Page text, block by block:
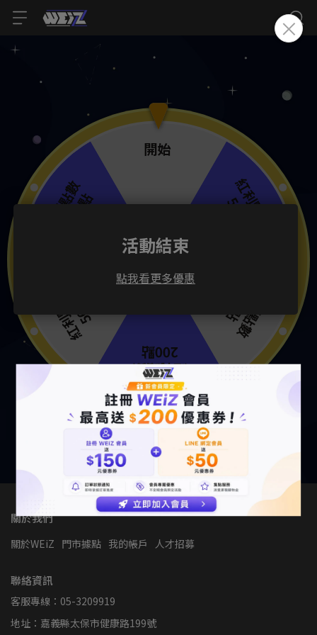
關於我們
關於WEiZ 門市據點 我的帳戶 人才招募
聯絡資訊
客服專線：05-3209919
地址：嘉義縣太保市健康路199號